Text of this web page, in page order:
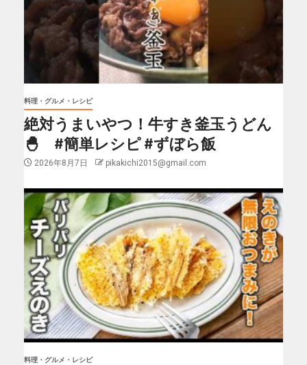
料理・グルメ・レシピ
絶対うまいやつ！牛すき釜玉うどん
🐣 #簡単レシピ #ずぼら飯
2026年8月7日 pikakichi2015@gmail.com
料理・グルメ・レシピ